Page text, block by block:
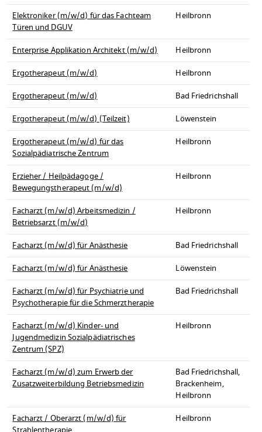
Elektroniker (m/w/d) für das Fachteam
Türen und DGUV
Heilbronn
Enterprise Applikation Architekt (m/w/d)
Heilbronn
Ergotherapeut (m/w/d)
Heilbronn
Ergotherapeut (m/w/d)
Bad Friedrichshall
Ergotherapeut (m/w/d) (Teilzeit)
Löwenstein
Ergotherapeut (m/w/d) für das
Sozialpädiatrische Zentrum
Heilbronn
Erzieher / Heilpädagoge /
Bewegungstherapeut (m/w/d)
Heilbronn
Facharzt (m/w/d) Arbeitsmedizin /
Betriebsarzt (m/w/d)
Heilbronn
Facharzt (m/w/d) für Anästhesie
Bad Friedrichshall
Facharzt (m/w/d) für Anästhesie
Löwenstein
Facharzt (m/w/d) für Psychiatrie und
Psychotherapie für die Schmerztherapie
Bad Friedrichshall
Facharzt (m/w/d) Kinder- und
Jugendmedizin Sozialpädiatrisches
Zentrum (SPZ)
Heilbronn
Facharzt (m/w/d) zum Erwerb der
Zusatzweiterbildung Betriebsmedizin
Bad Friedrichshall,
Brackenheim,
Heilbronn
Facharzt / Oberarzt (m/w/d) für
Heilbronn